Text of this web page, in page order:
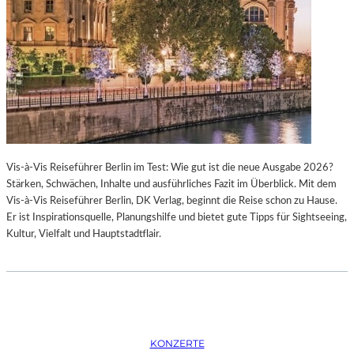
K
T
I
O
N
M
I
T
H
M
B
U
R
O
S
O
P
E
R
I
N
M
Ü
C
H
E
N
P
Vis-à-Vis Reiseführer Berlin im Test: Wie gut ist die neue Ausgabe 2026?
Stärken, Schwächen, Inhalte und ausführliches Fazit im Überblick. Mit dem
Vis-à-Vis Reiseführer Berlin, DK Verlag, beginnt die Reise schon zu Hause.
Er ist Inspirationsquelle, Planungshilfe und bietet gute Tipps für Sightseeing,
Kultur, Vielfalt und Hauptstadtflair.
KONZERTE